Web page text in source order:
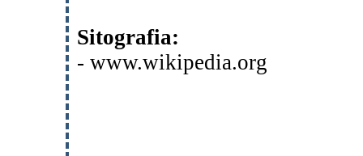
Sitografia:
- www.wikipedia.org